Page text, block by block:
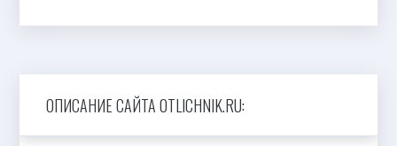
ОПИСАНИЕ САЙТА 0TLICHNIK.RU: